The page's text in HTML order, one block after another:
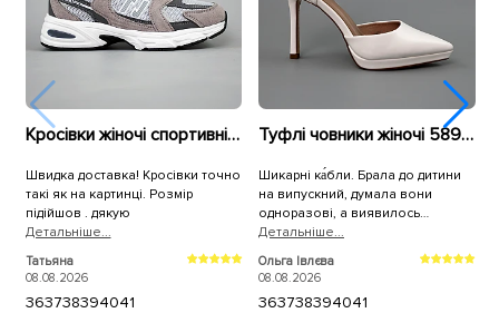
Кросівки жіночі спортивні сітка 594084 Сірі
Швидка доставка! Кросівки точно
такі як на картинці. Розмір
підійшов . дякую
Детальнiше...
Татьяна
08.08.2026
363738394041
Туфлі човники жіночі 589908 Білі
Шикарні ка́бли. Брала до дитини
на випускний, думала вони
одноразові, а виявилось
неубіваємі. Зручні, не хитаються
хоча висока шпилька, на устілці
"подушечки" тож зручно та м'яко
Детальнiше...
Ольга Івлєва
08.08.2026
363738394041